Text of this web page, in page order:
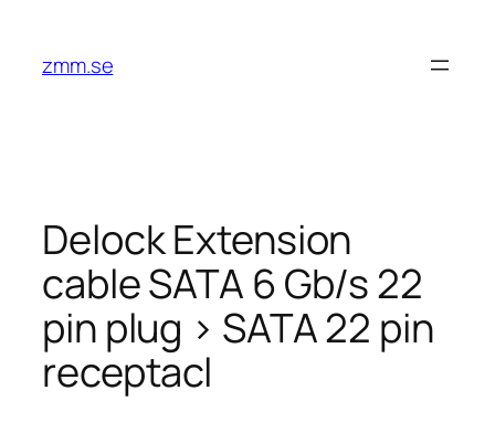
innehåll
zmm.se
Delock Extension
cable SATA 6 Gb/s 22
pin plug > SATA 22 pin
receptacl